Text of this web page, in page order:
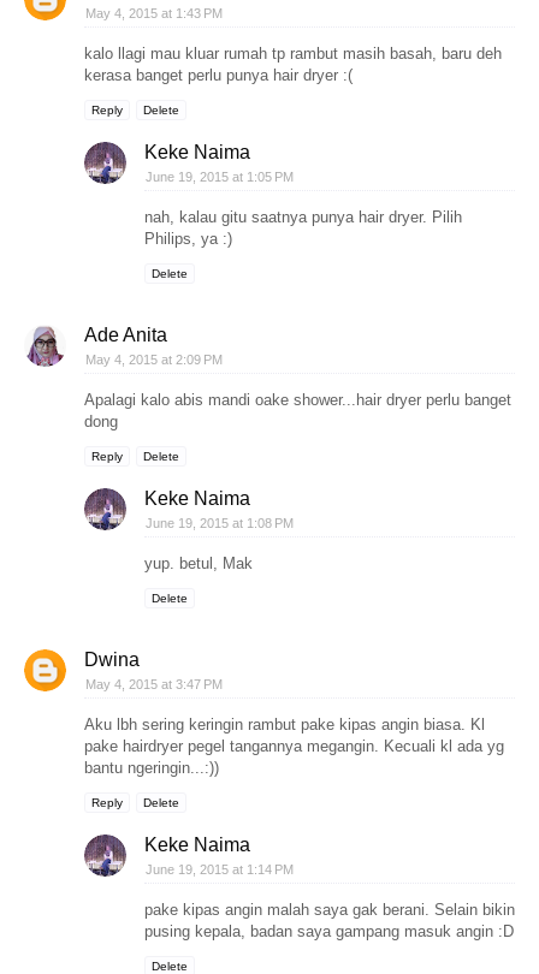
May 4, 2015 at 1:43 PM
kalo llagi mau kluar rumah tp rambut masih basah, baru deh
kerasa banget perlu punya hair dryer :(
Reply Delete
Keke Naima
June 19, 2015 at 1:05 PM
nah, kalau gitu saatnya punya hair dryer. Pilih
Philips, ya :)
Delete
Ade Anita
May 4, 2015 at 2:09 PM
Apalagi kalo abis mandi oake shower...hair dryer perlu banget
dong
Reply Delete
Keke Naima
June 19, 2015 at 1:08 PM
yup. betul, Mak
Delete
Dwina
May 4, 2015 at 3:47 PM
Aku lbh sering keringin rambut pake kipas angin biasa. Kl
pake hairdryer pegel tangannya megangin. Kecuali kl ada yg
bantu ngeringin...:))
Reply Delete
Keke Naima
June 19, 2015 at 1:14 PM
pake kipas angin malah saya gak berani. Selain bikin
pusing kepala, badan saya gampang masuk angin :D
Delete